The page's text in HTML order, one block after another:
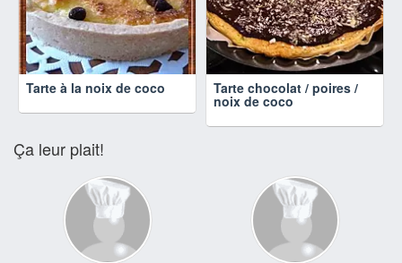
Tarte à la noix de coco Tarte chocolat / poires /
noix de coco
Ça leur plait!